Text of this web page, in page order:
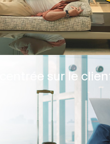
sur le